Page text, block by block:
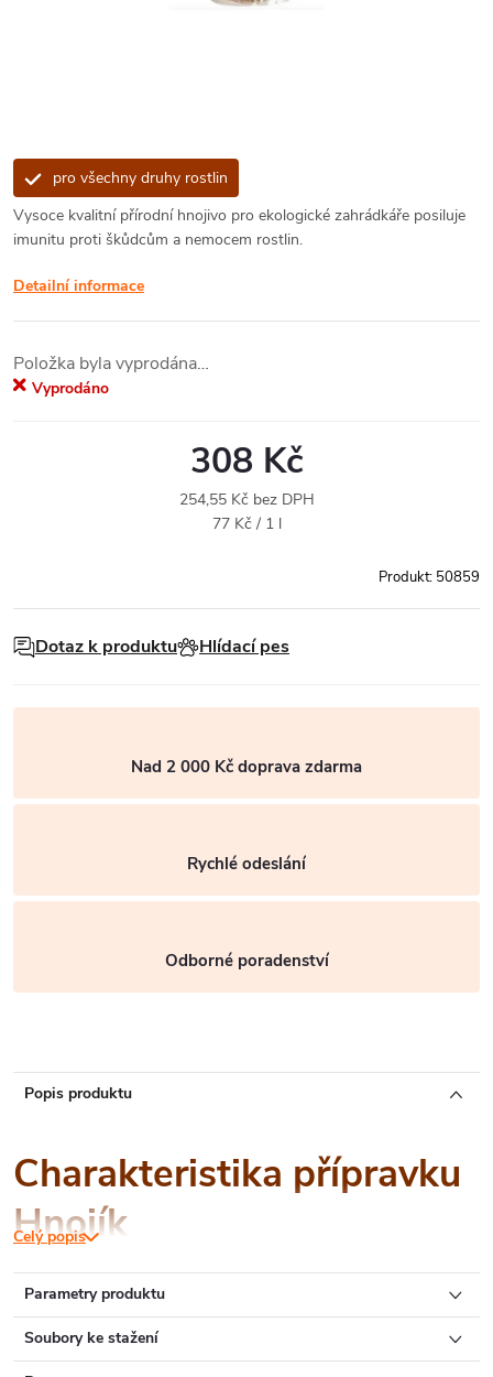
pro všechny druhy rostlin
Vysoce kvalitní přírodní hnojivo pro ekologické zahrádkáře posiluje
imunitu proti škůdcům a nemocem rostlin.
Detailní informace
Položka byla vyprodána…
Vyprodáno
308 Kč
254,55 Kč bez DPH
Měrná
77 Kč / 1 l
Produkt: 50859
Dotaz k produktu Hlídací pes
Nad 2 000 Kč doprava zdarma
Rychlé odeslání
Odborné poradenství
Popis produktu
Charakteristika přípravku
Hnojík
České organické hnojivo vyráběné z exoskeletonů a
exkrementů potemníka moučného a je skvělou přírodní
alternativou k chemickým hnojivům. Hnojík jevyvážené
Celý popis
Parametry produktu
Soubory ke stažení